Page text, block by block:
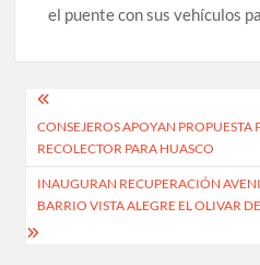
el puente con sus vehículos
Navegación
de
entradas
CONSEJEROS APOYAN
RECOLECTOR PARA HUASCO
INAUGURAN RECUPERACIÓN
BARRIO VISTA ALEGRE EL OLIVAR